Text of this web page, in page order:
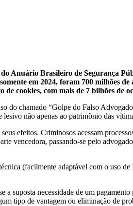
Anuário Brasileiro de Segurança
em 2024, foram 700 milhões
de cookies, com mais de 7 bilhões de
do chamado “Golpe do Falso
não apenas ao patrimônio das
efeitos. Criminosos acessam
vencedora, passando-se pelo
(facilmente adaptável com o uso
a suposta necessidade de um
tipo de vantagem ou eliminação de